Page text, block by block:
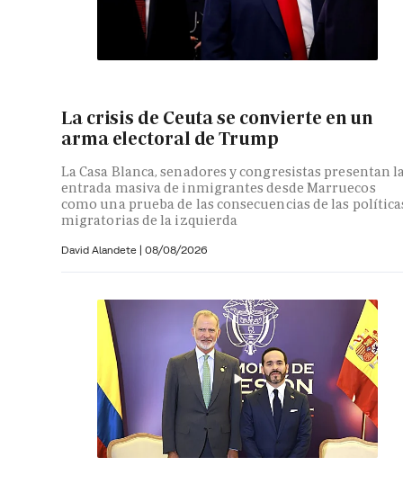
La crisis de Ceuta se convierte en un
arma electoral de Trump
La Casa Blanca, senadores y congresistas presentan
entrada masiva de inmigrantes desde Marruecos
como una prueba de las consecuencias de las
migratorias de la izquierda
David Alandete | 08/08/2026